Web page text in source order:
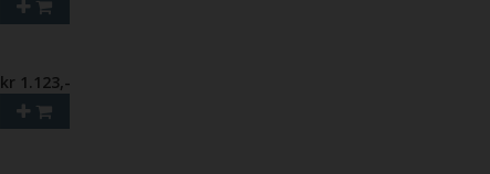
kr 1.123,-